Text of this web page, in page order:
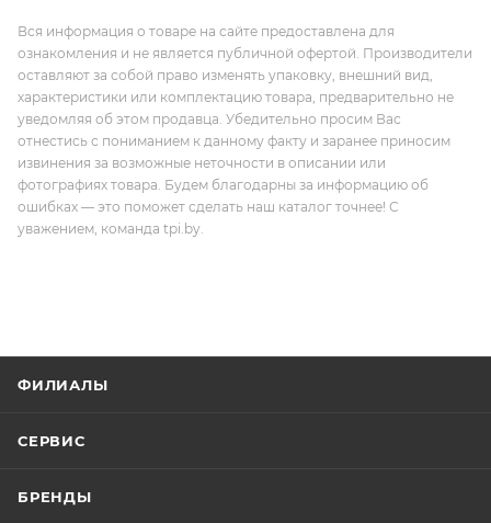
Вся информация о товаре на сайте предоставлена для
ознакомления и не является публичной офертой. Производители
оставляют за собой право изменять упаковку, внешний вид,
характеристики или комплектацию товара, предварительно не
уведомляя об этом продавца. Убедительно просим Вас
отнестись с пониманием к данному факту и заранее приносим
извинения за возможные неточности в описании или
фотографиях товара. Будем благодарны за информацию об
ошибках — это поможет сделать наш каталог точнее! С
уважением, команда tpi.by.
ФИЛИАЛЫ
СЕРВИС
БРЕНДЫ